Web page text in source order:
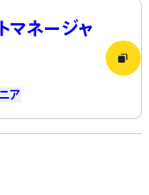
マネージャ
ア